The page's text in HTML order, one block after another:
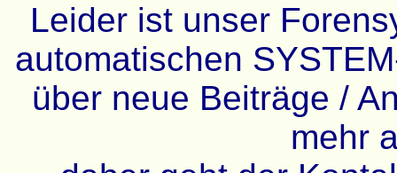
Leider ist unser
automatischen
über neue Beiträge /
mehr